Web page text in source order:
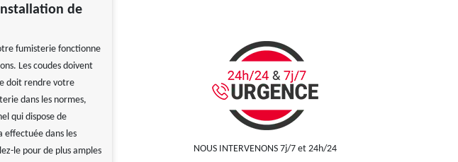
de
fumisterie fonctionne
Les coudes doivent
doit rendre votre
dans les normes,
qui dispose de
effectuée dans les
le pour de plus amples
NOUS INTERVENONS 7j/7 et 24h/24